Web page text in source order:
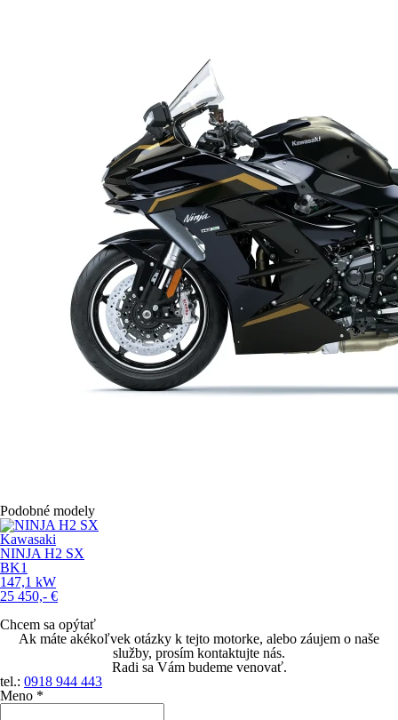
Podobné modely
Kawasaki
NINJA H2 SX
BK1
147,1 kW
25 450,- €
Chcem sa opýtať
Ak máte akékoľvek otázky k tejto motorke, alebo záujem o naše
služby, prosím kontaktujte nás.
Radi sa Vám budeme venovať.
tel.: 0918 944 443
Meno *